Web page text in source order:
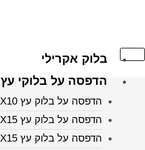
בלוק אקרילי
הדפסה על בלוקי עץ
הדפסה על בלוק עץ 10X10 ס"מ
הדפסה על בלוק עץ 10X15 ס"מ
הדפסה על בלוק עץ 15X15 ס"מ